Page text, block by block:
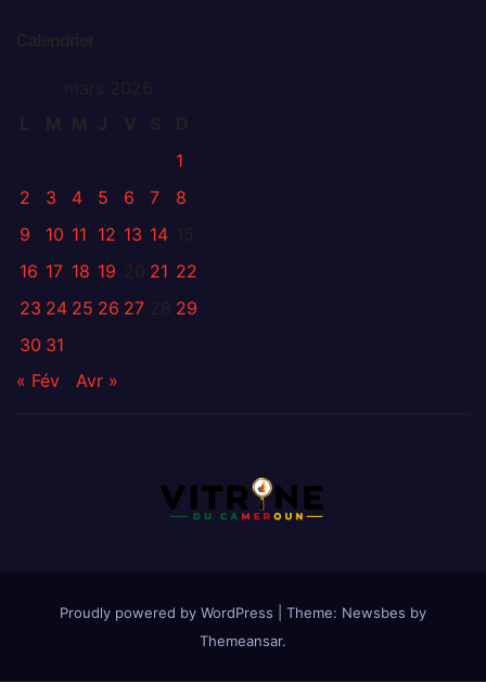
1
2
3 4 5 6 7
8
9
10 11 12 13 14
16 17 18 19 21 22
23 24 25 26 27
29
30 31
« Fév
Avr »
Proudly powered by WordPress Theme: Newsbes by
Themeansar.